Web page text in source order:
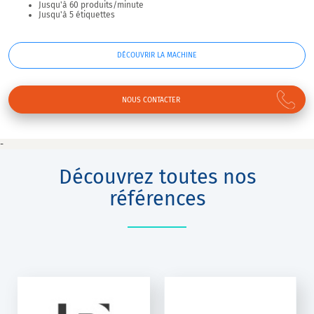
Jusqu'à 60 produits/minute
Jusqu'à 5 étiquettes
DÉCOUVRIR LA MACHINE
NOUS CONTACTER
-
Découvrez toutes nos
références